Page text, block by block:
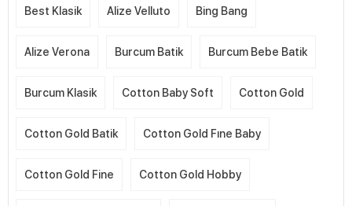
Best Klasik Alize Velluto Bing Bang
Alize Verona Burcum Batik Burcum Bebe Batik
Burcum Klasik Cotton Baby Soft Cotton Gold
Cotton Gold Batik Cotton Gold Fıne Baby
Cotton Gold Fine Cotton Gold Hobby